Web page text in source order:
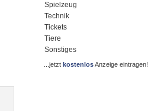
Spielzeug
Technik
Tickets
Tiere
Sonstiges
...jetzt kostenlosAnzeige eintragen!